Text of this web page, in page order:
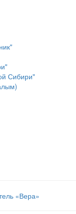
Сибири"
«Вера»